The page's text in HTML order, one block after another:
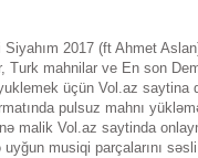
Siyahım 2017 (ft Ahmet
Turk mahnilar ve En son
üçün Vol.az saytina
pulsuz mahnı
malik Vol.az saytinda
musiqi parçalarını